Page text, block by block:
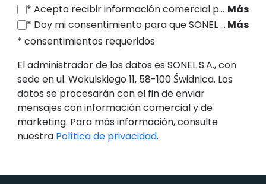
*Acepto recibir información comercial por vía electrónica (a la dirección de correo electrónico indicada) de SONEL S.A., con sede en ul. Wokulskiego 11, 58-100 Świdnica, con fines de marketing, de conformidad con el artículo 398 de la Ley de 12 de julio de 2024 sobre el Derecho de las Comunicaciones Electrónicas.
Más
* Doy mi consentimiento para que SONEL S.A., con sede en ul. Wokulskiego 11, 58-100 Świdnica, procese mis datos personales (dirección de correo electrónico) con el fin de enviarme un boletín informativo con información comercial y de marketing, de conformidad con el artículo 6, apartado 1, letra a), del Reglamento General de Protección de Datos (RGPD). Más
* consentimientos requeridos
El administrador de los datos es SONEL S.A., con
sede en ul. Wokulskiego 11, 58-100 Świdnica. Los
datos se procesarán con el fin de enviar
mensajes con información comercial y de
marketing. Para más información, consulte
nuestra Política de privacidad.